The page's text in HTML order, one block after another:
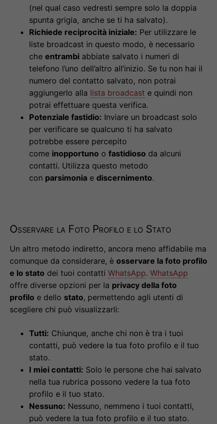
(nel qual caso vedresti sempre solo la doppia
spunta grigia, anche se ti ha salvato).
Richiede reciprocità iniziale: Per utilizzare le
liste broadcast in questo modo, è necessario
che entrambi abbiate salvato i numeri di
telefono l’uno dell’altro all’inizio. Se tu non hai il
numero del contatto salvato, non potrai
aggiungerlo alla lista broadcast e quindi non
potrai effettuare questa verifica.
Potenziale fastidio: Inviare un broadcast solo
per verificare se qualcuno ti ha salvato
potrebbe essere percepito
come inopportuno o fastidioso da alcuni
contatti. Utilizza questo metodo
con parsimonia e discernimento.
Osservare la Foto Profilo e lo Stato
Un altro metodo indiretto, ancora meno affidabile ma
comunque da considerare, è osservare la foto profilo
e lo stato dei tuoi contatti WhatsApp. WhatsApp
offre diverse opzioni per la privacy della foto
profilo e dello stato, permettendo agli utenti di
scegliere chi può visualizzarli:
Tutti: Chiunque, anche chi non è tra i tuoi
contatti, può vedere la tua foto profilo e il tuo
stato.
I miei contatti: Solo le persone che hai salvato
nella tua rubrica possono vedere la tua foto
profilo e il tuo stato.
Nessuno: Nessuno, nemmeno i tuoi contatti,
può vedere la tua foto profilo e il tuo stato.